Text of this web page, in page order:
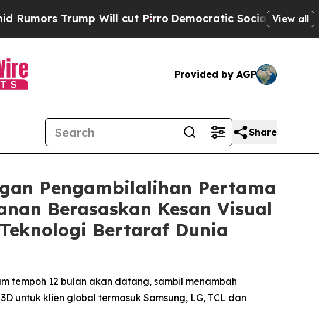
Will cut PirroDemocratic Socialists of AmericaView all
Provided by AGP
Share
Pengambilalihan Pertama
Berasaskan Kesan Visual
Bertaraf Dunia
tempoh 12 bulan akan datang, sambil menambah
untuk klien global termasuk Samsung, LG, TCL dan